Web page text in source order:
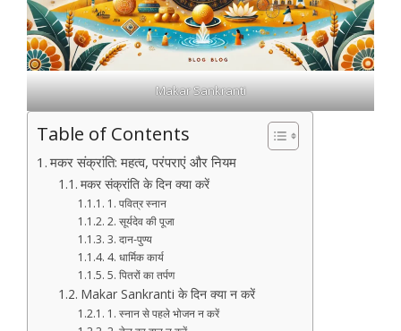
Makar Sankranti
Table of Contents
मकर संक्रांति: महत्व, परंपराएं और नियम
मकर संक्रांति के दिन क्या करें
1. पवित्र स्नान
2. सूर्यदेव की पूजा
3. दान-पुण्य
4. धार्मिक कार्य
5. पितरों का तर्पण
Makar Sankranti के दिन क्या न करें
1. स्नान से पहले भोजन न करें